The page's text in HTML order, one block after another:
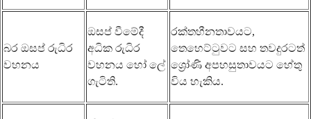
බර ඔසප් රුධිර
වහනය
ඔසප් වීමේදී
අධික රුධිර
වහනය හෝ ලේ
ගැටිති.
රක්තහීනතාවයට,
තෙහෙට්ටුවට සහ තවදුරටත්
ශ්‍රෝණි අපහසුතාවයට හේතු
විය හැකිය.